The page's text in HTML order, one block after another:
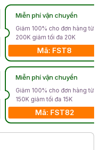
Miễn phí vận chuyển
Giảm 100% cho đơn hàng từ
200K giảm tối đa 20K
Mã: FST8
Miễn phí vận chuyển
Giảm 100% cho đơn hàng từ
150K giảm tối đa 15K
Mã: FST82